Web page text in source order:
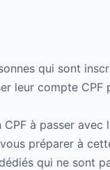
qui sont
leur compte
à passer
préparer à
qui ne sont